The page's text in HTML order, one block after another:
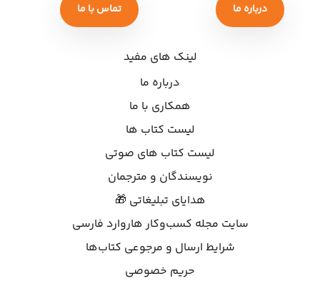
درباره ما تماس با ما
لینک های مفید
درباره ما
همکاری با ما
لیست کتاب ها
لیست کتاب های صوتی
نویسندگان و مترجمان
هدایای تبلیغاتی 🎁
سایت مجله کسب‌وکار هاروارد فارسی
شرایط ارسال و مرجوعی کتاب‌ها
حریم خصوصی